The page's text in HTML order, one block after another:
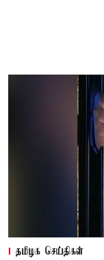
தமிழக செய்திகள்